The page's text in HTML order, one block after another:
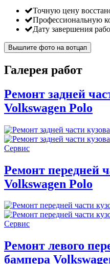
Точную цену
Профессиональную
Дату завершения
Вышлите фото на вотцап
Галерея работ
Ремонт задней
Volkswagen Polo
Ремонт передней
Volkswagen Polo
Ремонт левого
бампера